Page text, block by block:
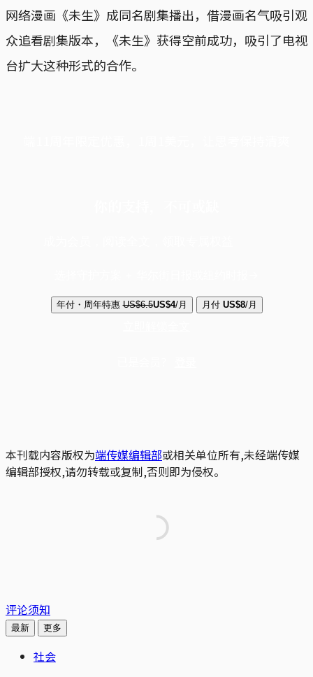
网络漫画《未生》成同名剧集播出，借漫画名气吸引观
众追看剧集版本，《未生》获得空前成功，吸引了电视
台扩大这种形式的合作。
年付・周年特惠 US$6.5US$4/月 月付 US$8/月
本刊载内容版权为端传媒编辑部或相关单位所有,未经端传媒
编辑部授权,请勿转载或复制,否则即为侵权。
评论须知
最新 更多
社会